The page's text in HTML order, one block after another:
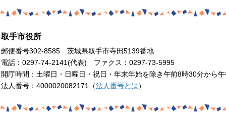
取手市役所
郵便番号302-8585 茨城県取手市寺田5139番地
電話：0297-74-2141(代表) ファクス：0297-73-5995
開庁時間：土曜日・日曜日・祝日・年末年始を除き午前8時30分から
法人番号：4000020082171（法人番号とは）